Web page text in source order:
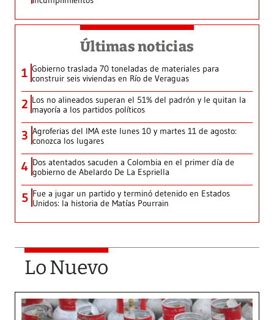
Últimas noticias
1 Gobierno traslada 70 toneladas de materiales para
construir seis viviendas en Río de Veraguas
2 Los no alineados superan el 51% del padrón y le quitan la
mayoría a los partidos políticos
3 Agroferias del IMA este lunes 10 y martes 11 de agosto:
conozca los lugares
4 Dos atentados sacuden a Colombia en el primer día de
gobierno de Abelardo De La Espriella
5 Fue a jugar un partido y terminó detenido en Estados
Unidos: la historia de Matías Pourrain
Lo Nuevo